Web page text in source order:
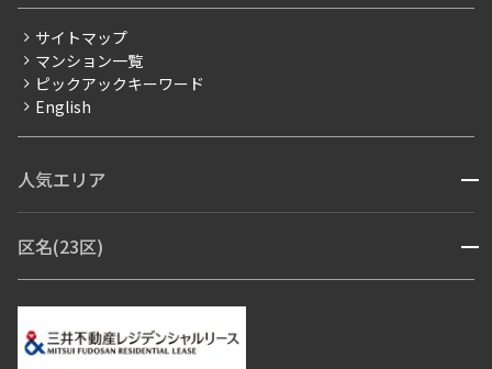
賃料改定
フリーレント
ペット可
ブランドマンション
サイトマップ
マンション一覧
ピックアックキーワード
English
人気エリア 開閉
青山・表参道・原宿
芝浦・汐留・品川
月島・勝どき・豊洲
区名(23区) 開閉
豊島区
杉並区 板橋区